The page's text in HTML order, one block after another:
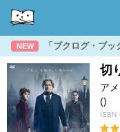
NEW 「ブクログ・ブ
切
ア
()
ISBN